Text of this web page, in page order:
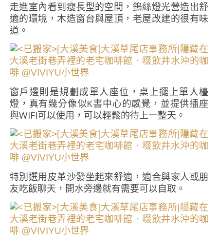
走進室內看到瘦長型的空間，鎢絲燈光營造出舒
適的環境，木造窗台與屋頂，老屋改建的很有味
道。
窗戶邊則是規劃成單人座位，桌上擺上單人檯
燈，真有幾分像似K書中心的感覺，並提供插座
與WIFI可以使用，可以輕鬆的待上一整天。
特別選用皮革沙發坐起來舒適，適合與家人或朋
友吃飯聊天，開水旁邊就有需要可以自取。